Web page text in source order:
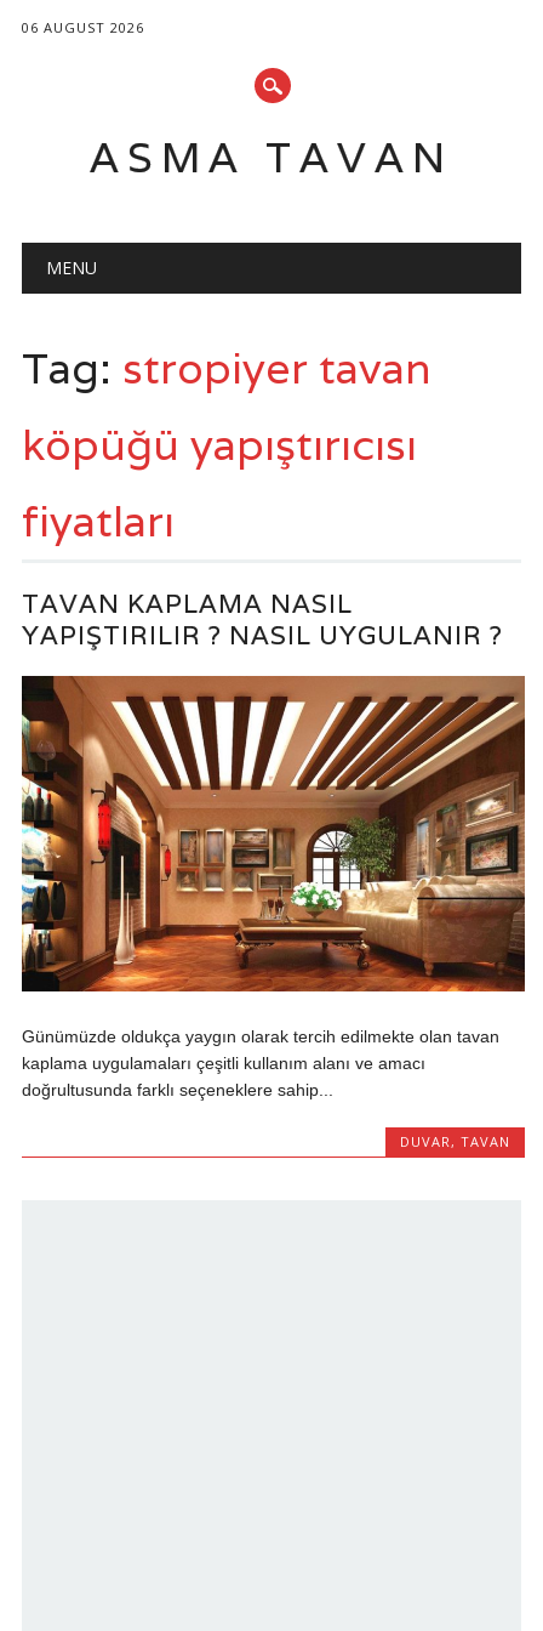
06 AUGUST 2026
ASMA TAVAN
Main menu
MENU
Tag: stropiyer tavan
köpüğü yapıştırıcısı
fiyatları
TAVAN KAPLAMA NASIL
YAPIŞTIRILIR ? NASIL UYGULANIR ?
Günümüzde oldukça yaygın olarak tercih edilmekte olan tavan
kaplama uygulamaları çeşitli kullanım alanı ve amacı
doğrultusunda farklı seçeneklere sahip...
DUVAR , TAVAN